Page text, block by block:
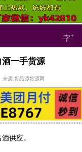
字+
一手货源
:货品源货源网
供应。